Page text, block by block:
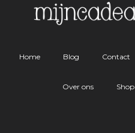
Home Blog Contact
Over ons Shop